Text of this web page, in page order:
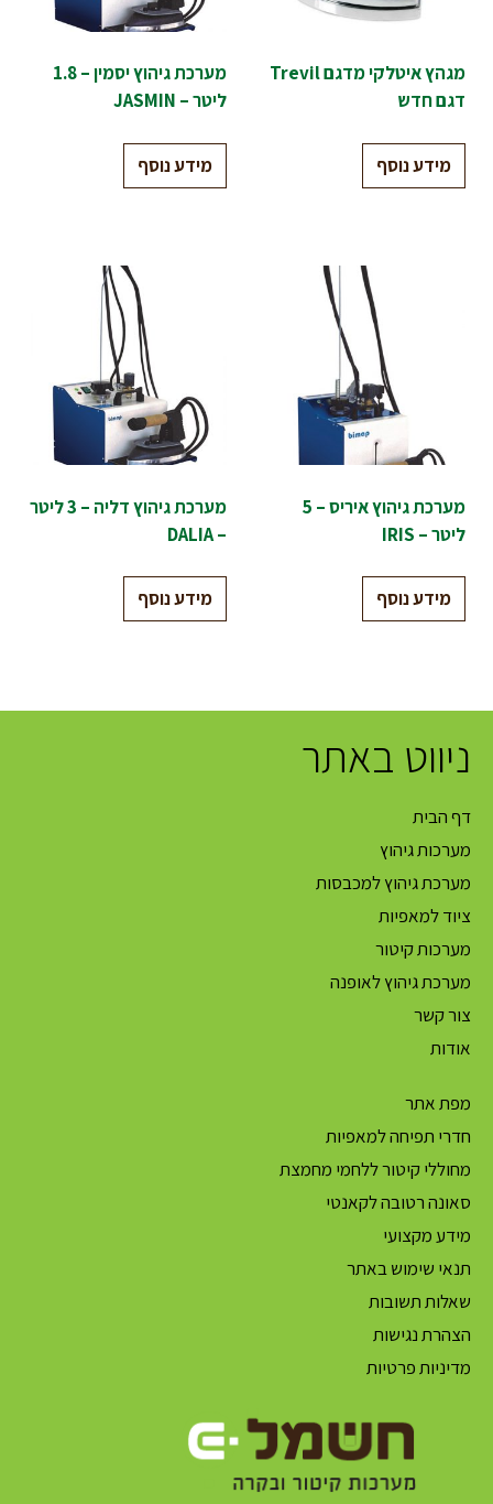
מגהץ איטלקי מדגם Trevil
דגם חדש
מידע נוסף
מערכת גיהוץ יסמין – 1.8
ליטר – JASMIN
מידע נוסף
מערכת גיהוץ איריס – 5
ליטר – IRIS
מידע נוסף
מערכת גיהוץ דליה – 3 ליטר
– DALIA
מידע נוסף
ניווט באתר
דף הבית
מערכות גיהוץ
מערכת גיהוץ למכבסות
ציוד למאפיות
מערכות קיטור
מערכת גיהוץ לאופנה
צור קשר
אודות
מפת אתר
חדרי תפיחה למאפיות
מחוללי קיטור ללחמי מחמצת
סאונה רטובה לקאנטי
מידע מקצועי
תנאי שימוש באתר
שאלות תשובות
הצהרת נגישות
מדיניות פרטיות